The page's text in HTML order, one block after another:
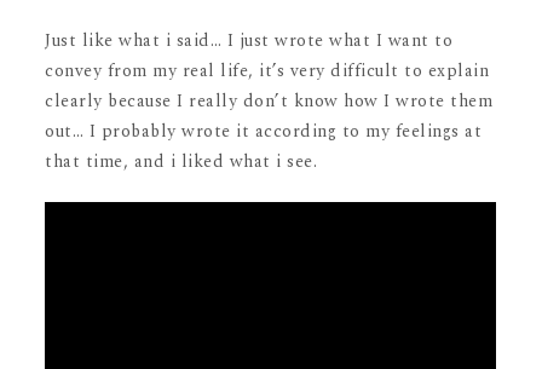
Just like what i said… I just wrote what I want to
convey from my real life, it’s very difficult to explain
clearly because I really don’t know how I wrote them
out… I probably wrote it according to my feelings at
that time, and i liked what i see.